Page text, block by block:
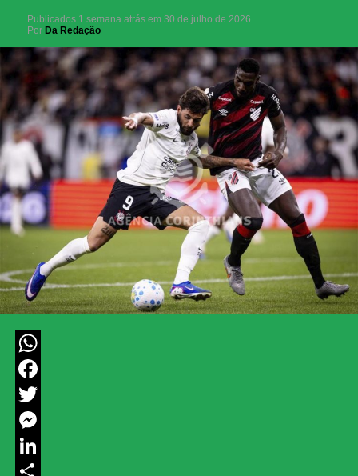
Publicados 1 semana atrás em 30 de julho de 2026
Por Da Redação
WhatsApp
Facebook
Twitter
Messenger
LinkedIn